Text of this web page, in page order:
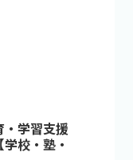
学習支援
校・塾・